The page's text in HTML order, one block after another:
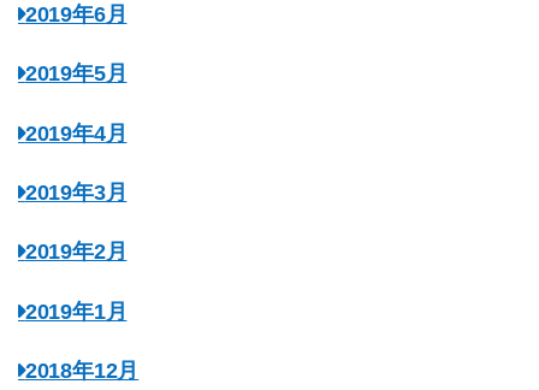
2019年6月
2019年5月
2019年4月
2019年3月
2019年2月
2019年1月
2018年12月